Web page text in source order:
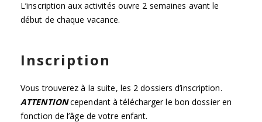
L’inscription aux activités ouvre 2 semaines avant le
début de chaque vacance.
Inscription
Vous trouverez à la suite, les 2 dossiers d’inscription.
ATTENTIONcependant à télécharger le bon dossier en
fonction de l’âge de votre enfant.